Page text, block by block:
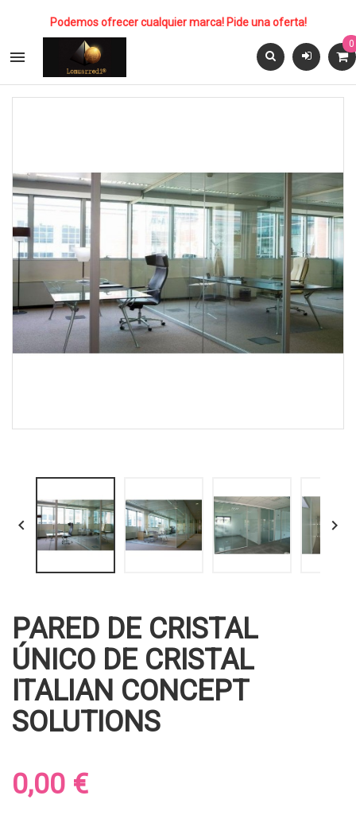
Podemos ofrecer cualquier marca! Pide una oferta!

0
 
PARED DE CRISTAL
ÚNICO DE CRISTAL
ITALIAN CONCEPT
SOLUTIONS
0,00 €